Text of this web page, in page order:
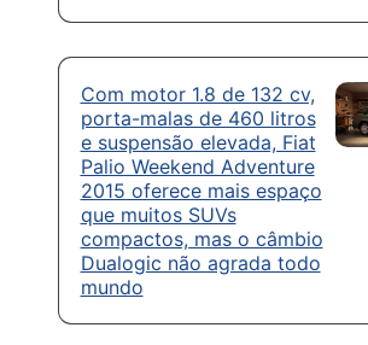
Com motor 1.8 de 132 cv,
porta-malas de 460 litros
e suspensão elevada, Fiat
Palio Weekend Adventure
2015 oferece mais espaço
que muitos SUVs
compactos, mas o câmbio
Dualogic não agrada todo
mundo